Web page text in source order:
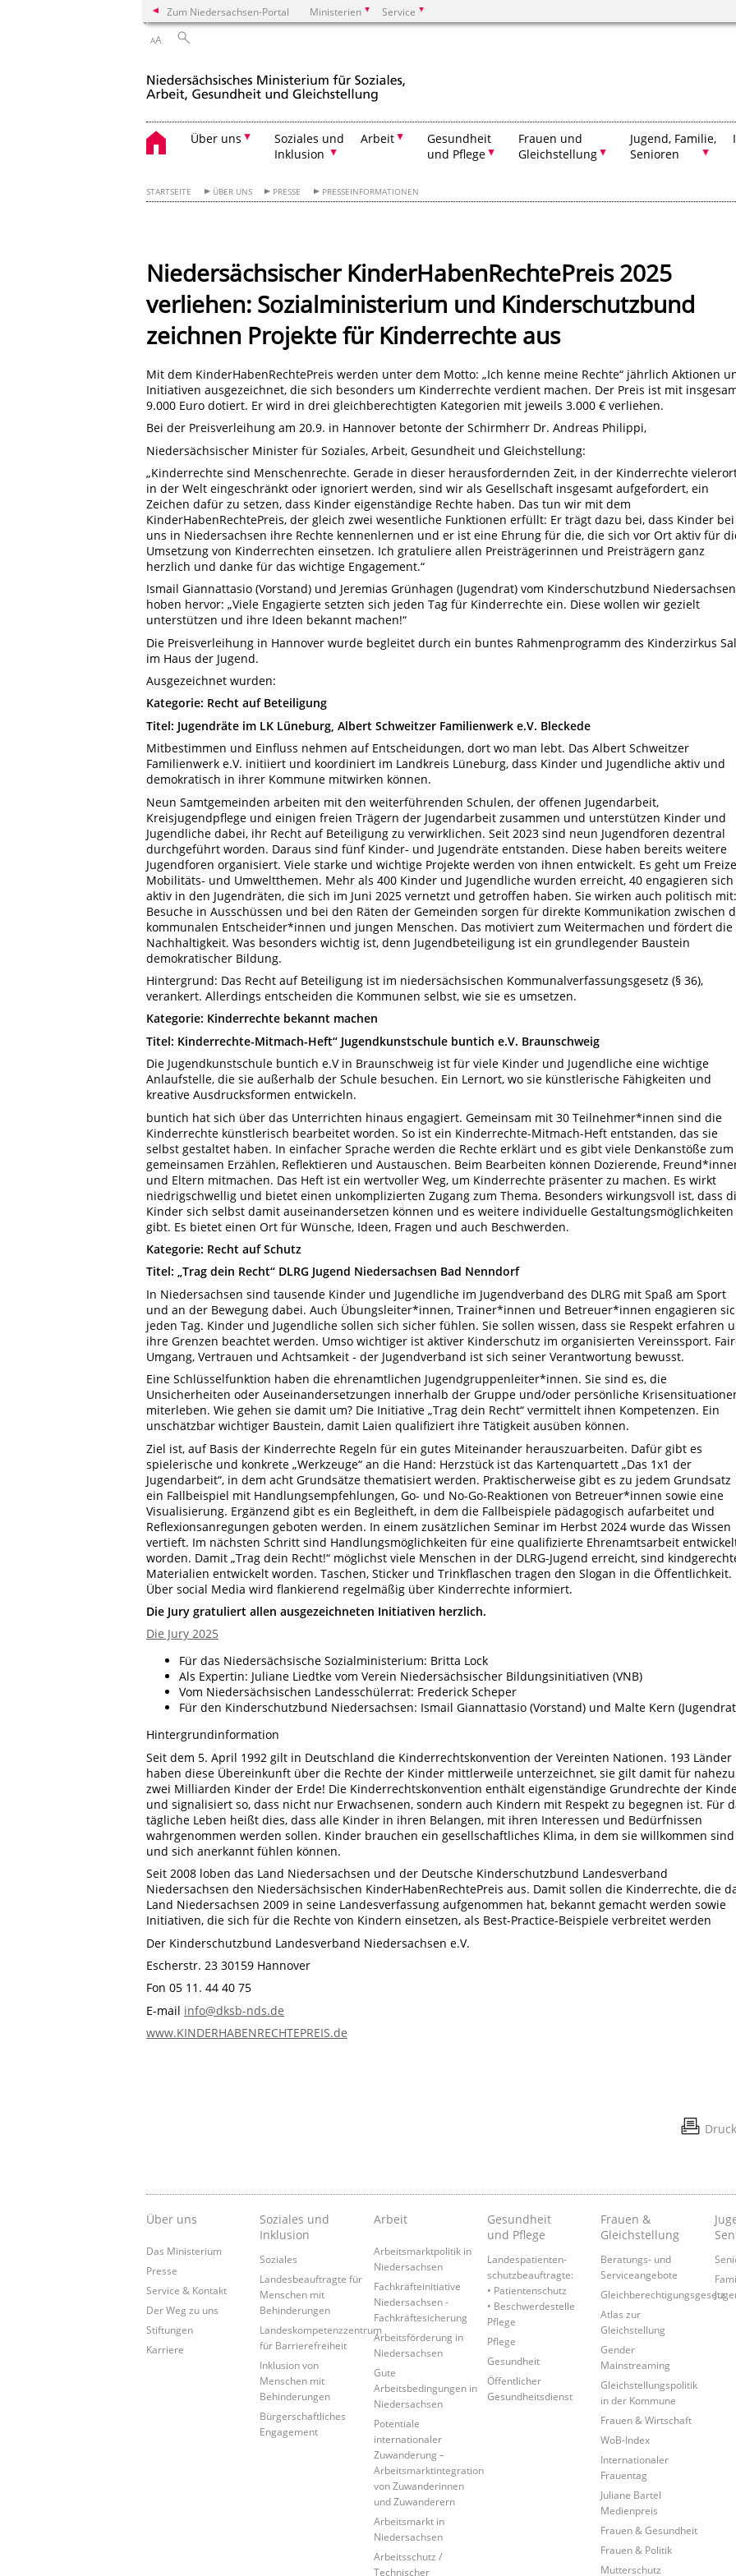
Zum Niedersachsen-Portal Ministerien Service
AA
Über uns
Soziales und
Inklusion
Arbeit
Gesundheit
und Pflege
Frauen und
Gleichstellung
Jugend, Familie,
Senioren
STARTSEITE ÜBER UNS PRESSE PRESSEINFORMATIONEN
Niedersächsischer KinderHabenRechtePreis 2025
verliehen: Sozialministerium und Kinderschutzbund
zeichnen Projekte für Kinderrechte aus
Mit dem KinderHabenRechtePreis werden unter dem Motto: „Ich kenne meine Rechte“ jährlich Aktionen
Initiativen ausgezeichnet, die sich besonders um Kinderrechte verdient machen. Der Preis ist mit
9.000 Euro dotiert. Er wird in drei gleichberechtigten Kategorien mit jeweils 3.000 € verliehen.
Bei der Preisverleihung am 20.9. in Hannover betonte der Schirmherr Dr. Andreas Philippi,
Niedersächsischer Minister für Soziales, Arbeit, Gesundheit und Gleichstellung:
„Kinderrechte sind Menschenrechte. Gerade in dieser herausfordernden Zeit, in der Kinderrechte
in der Welt eingeschränkt oder ignoriert werden, sind wir als Gesellschaft insgesamt aufgefordert, ein
Zeichen dafür zu setzen, dass Kinder eigenständige Rechte haben. Das tun wir mit dem
KinderHabenRechtePreis, der gleich zwei wesentliche Funktionen erfüllt: Er trägt dazu bei, dass Kinder bei
uns in Niedersachsen ihre Rechte kennenlernen und er ist eine Ehrung für die, die sich vor Ort aktiv für
Umsetzung von Kinderrechten einsetzen. Ich gratuliere allen Preisträgerinnen und Preisträgern ganz
herzlich und danke für das wichtige Engagement.“
Ismail Giannattasio (Vorstand) und Jeremias Grünhagen (Jugendrat) vom Kinderschutzbund Niedersachsen
hoben hervor: „Viele Engagierte setzten sich jeden Tag für Kinderrechte ein. Diese wollen wir gezielt
unterstützen und ihre Ideen bekannt machen!“
Die Preisverleihung in Hannover wurde begleitet durch ein buntes Rahmenprogramm des Kinderzirkus
im Haus der Jugend.
Ausgezeichnet wurden:
Kategorie: Recht auf Beteiligung
Titel: Jugendräte im LK Lüneburg, Albert Schweitzer Familienwerk e.V. Bleckede
Mitbestimmen und Einfluss nehmen auf Entscheidungen, dort wo man lebt. Das Albert Schweitzer
Familienwerk e.V. initiiert und koordiniert im Landkreis Lüneburg, dass Kinder und Jugendliche aktiv und
demokratisch in ihrer Kommune mitwirken können.
Neun Samtgemeinden arbeiten mit den weiterführenden Schulen, der offenen Jugendarbeit,
Kreisjugendpflege und einigen freien Trägern der Jugendarbeit zusammen und unterstützen Kinder und
Jugendliche dabei, ihr Recht auf Beteiligung zu verwirklichen. Seit 2023 sind neun Jugendforen dezentral
durchgeführt worden. Daraus sind fünf Kinder- und Jugendräte entstanden. Diese haben bereits weitere
Jugendforen organisiert. Viele starke und wichtige Projekte werden von ihnen entwickelt. Es geht um
Mobilitäts- und Umweltthemen. Mehr als 400 Kinder und Jugendliche wurden erreicht, 40 engagieren sich
aktiv in den Jugendräten, die sich im Juni 2025 vernetzt und getroffen haben. Sie wirken auch politisch mit:
Besuche in Ausschüssen und bei den Räten der Gemeinden sorgen für direkte Kommunikation zwischen
kommunalen Entscheider*innen und jungen Menschen. Das motiviert zum Weitermachen und fördert die
Nachhaltigkeit. Was besonders wichtig ist, denn Jugendbeteiligung ist ein grundlegender Baustein
demokratischer Bildung.
Hintergrund: Das Recht auf Beteiligung ist im niedersächsischen Kommunalverfassungsgesetz (§ 36),
verankert. Allerdings entscheiden die Kommunen selbst, wie sie es umsetzen.
Kategorie: Kinderrechte bekannt machen
Titel: Kinderrechte-Mitmach-Heft“ Jugendkunstschule buntich e.V. Braunschweig
Die Jugendkunstschule buntich e.V in Braunschweig ist für viele Kinder und Jugendliche eine wichtige
Anlaufstelle, die sie außerhalb der Schule besuchen. Ein Lernort, wo sie künstlerische Fähigkeiten und
kreative Ausdrucksformen entwickeln.
buntich hat sich über das Unterrichten hinaus engagiert. Gemeinsam mit 30 Teilnehmer*innen sind die
Kinderrechte künstlerisch bearbeitet worden. So ist ein Kinderrechte-Mitmach-Heft entstanden, das sie
selbst gestaltet haben. In einfacher Sprache werden die Rechte erklärt und es gibt viele Denkanstöße zum
gemeinsamen Erzählen, Reflektieren und Austauschen. Beim Bearbeiten können Dozierende,
und Eltern mitmachen. Das Heft ist ein wertvoller Weg, um Kinderrechte präsenter zu machen. Es wirkt
niedrigschwellig und bietet einen unkomplizierten Zugang zum Thema. Besonders wirkungsvoll ist, dass
Kinder sich selbst damit auseinandersetzen können und es weitere individuelle Gestaltungsmöglichkeiten
gibt. Es bietet einen Ort für Wünsche, Ideen, Fragen und auch Beschwerden.
Kategorie: Recht auf Schutz
Titel: „Trag dein Recht“ DLRG Jugend Niedersachsen Bad Nenndorf
In Niedersachsen sind tausende Kinder und Jugendliche im Jugendverband des DLRG mit Spaß am Sport
und an der Bewegung dabei. Auch Übungsleiter*innen, Trainer*innen und Betreuer*innen engagieren
jeden Tag. Kinder und Jugendliche sollen sich sicher fühlen. Sie sollen wissen, dass sie Respekt erfahren
ihre Grenzen beachtet werden. Umso wichtiger ist aktiver Kinderschutz im organisierten Vereinssport.
Umgang, Vertrauen und Achtsamkeit - der Jugendverband ist sich seiner Verantwortung bewusst.
Eine Schlüsselfunktion haben die ehrenamtlichen Jugendgruppenleiter*innen. Sie sind es, die
Unsicherheiten oder Auseinandersetzungen innerhalb der Gruppe und/oder persönliche
miterleben. Wie gehen sie damit um? Die Initiative „Trag dein Recht“ vermittelt ihnen Kompetenzen. Ein
unschätzbar wichtiger Baustein, damit Laien qualifiziert ihre Tätigkeit ausüben können.
Ziel ist, auf Basis der Kinderrechte Regeln für ein gutes Miteinander herauszuarbeiten. Dafür gibt es
spielerische und konkrete „Werkzeuge“ an die Hand: Herzstück ist das Kartenquartett „Das 1x1 der
Jugendarbeit“, in dem acht Grundsätze thematisiert werden. Praktischerweise gibt es zu jedem Grundsatz
ein Fallbeispiel mit Handlungsempfehlungen, Go- und No-Go-Reaktionen von Betreuer*innen sowie eine
Visualisierung. Ergänzend gibt es ein Begleitheft, in dem die Fallbeispiele pädagogisch aufarbeitet und
Reflexionsanregungen geboten werden. In einem zusätzlichen Seminar im Herbst 2024 wurde das Wissen
vertieft. Im nächsten Schritt sind Handlungsmöglichkeiten für eine qualifizierte Ehrenamtsarbeit
worden. Damit „Trag dein Recht!“ möglichst viele Menschen in der DLRG-Jugend erreicht, sind
Materialien entwickelt worden. Taschen, Sticker und Trinkflaschen tragen den Slogan in die Öffentlichkeit.
Über social Media wird flankierend regelmäßig über Kinderrechte informiert.
Die Jury gratuliert allen ausgezeichneten Initiativen herzlich.
Die Jury 2025
Für das Niedersächsische Sozialministerium: Britta Lock
Als Expertin: Juliane Liedtke vom Verein Niedersächsischer Bildungsinitiativen (VNB)
Vom Niedersächsischen Landesschülerrat: Frederick Scheper
Für den Kinderschutzbund Niedersachsen: Ismail Giannattasio (Vorstand) und Malte Kern
Hintergrundinformation
Seit dem 5. April 1992 gilt in Deutschland die Kinderrechtskonvention der Vereinten Nationen. 193 Länder
haben diese Übereinkunft über die Rechte der Kinder mittlerweile unterzeichnet, sie gilt damit für nahezu
zwei Milliarden Kinder der Erde! Die Kinderrechtskonvention enthält eigenständige Grundrechte der
und signalisiert so, dass nicht nur Erwachsenen, sondern auch Kindern mit Respekt zu begegnen ist. Für
tägliche Leben heißt dies, dass alle Kinder in ihren Belangen, mit ihren Interessen und Bedürfnissen
wahrgenommen werden sollen. Kinder brauchen ein gesellschaftliches Klima, in dem sie willkommen sind
und sich anerkannt fühlen können.
Seit 2008 loben das Land Niedersachsen und der Deutsche Kinderschutzbund Landesverband
Niedersachsen den Niedersächsischen KinderHabenRechtePreis aus. Damit sollen die Kinderrechte, die
Land Niedersachsen 2009 in seine Landesverfassung aufgenommen hat, bekannt gemacht werden sowie
Initiativen, die sich für die Rechte von Kindern einsetzen, als Best-Practice-Beispiele verbreitet werden
Der Kinderschutzbund Landesverband Niedersachsen e.V.
Escherstr. 23 30159 Hannover
Fon 05 11. 44 40 75
E-mail info@dksb-nds.de
www.KINDERHABENRECHTEPREIS.de
Über uns
Das Ministerium
Presse
Service & Kontakt
Der Weg zu uns
Stiftungen
Karriere
Soziales und
Inklusion
Soziales
Landesbeauftragte für
Menschen mit
Behinderungen
Landeskompetenzzentrum
für Barrierefreiheit
Inklusion von
Menschen mit
Behinderungen
Bürgerschaftliches
Engagement
Arbeit
Arbeitsmarktpolitik in
Niedersachsen
Fachkräfteinitiative
Niedersachsen -
Fachkräftesicherung
Arbeitsförderung in
Niedersachsen
Gute
Arbeitsbedingungen in
Niedersachsen
Potentiale
internationaler
Zuwanderung –
Arbeitsmarktintegration
von Zuwanderinnen
und Zuwanderern
Arbeitsmarkt in
Niedersachsen
Arbeitsschutz /
Technischer
Gesundheit
und Pflege
Landespatienten­
schutzbeauftragte:
• Patientenschutz
• Beschwerdestelle
Pflege
Pflege
Gesundheit
Öffentlicher
Gesundheitsdienst
Frauen &
Gleichstellung
Beratungs- und
Serviceangebote
Gleichberechtigungsgesetz
Atlas zur
Gleichstellung
Gender
Mainstreaming
Gleichstellungspolitik
in der Kommune
Frauen & Wirtschaft
WoB-Index
Internationaler
Frauentag
Juliane Bartel
Medienpreis
Frauen & Gesundheit
Frauen & Politik
Mutterschutz